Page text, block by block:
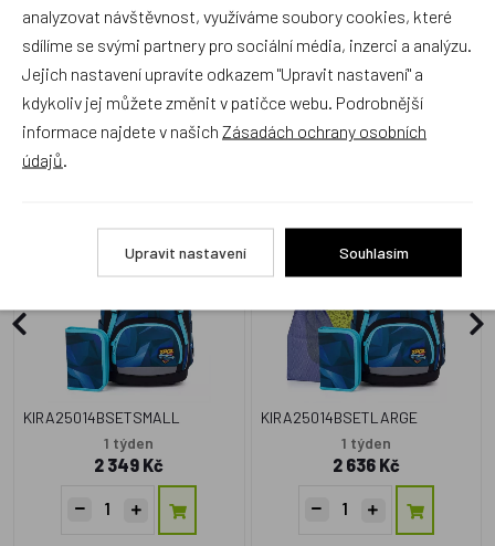
Zboží se stejným motivem
KIRA25014BSETSMALL
1 týden
2 349 Kč
KIRA25014BSETLARGE
1 týden
2 636 Kč
analyzovat návštěvnost, využíváme soubory cookies, které
sdílíme se svými partnery pro sociální média, inzerci a analýzu.
Jejich nastavení upravíte odkazem "Upravit nastavení" a
kdykoliv jej můžete změnit v patičce webu. Podrobnější
informace najdete v našich Zásadách ochrany osobních
údajů
Upravit nastavení Souhlasím